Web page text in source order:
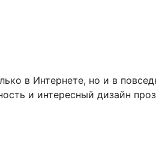
в Интернете, но и в
и интересный дизайн